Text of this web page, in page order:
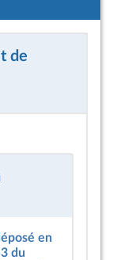
de
en
du